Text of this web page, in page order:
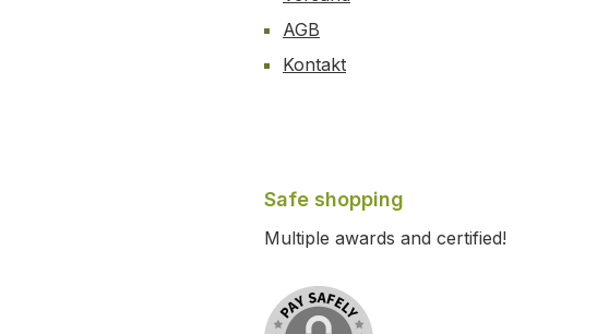
AGB
Kontakt
Safe shopping
Multiple awards and certified!